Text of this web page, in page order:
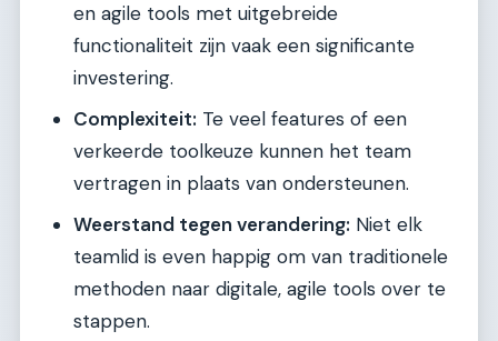
en agile tools met uitgebreide
functionaliteit zijn vaak een significante
investering.
Complexiteit: Te veel features of een
verkeerde toolkeuze kunnen het team
vertragen in plaats van ondersteunen.
Weerstand tegen verandering: Niet elk
teamlid is even happig om van traditionele
methoden naar digitale, agile tools over te
stappen.